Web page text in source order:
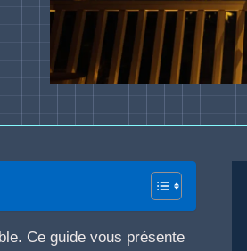
Ce guide vous présente